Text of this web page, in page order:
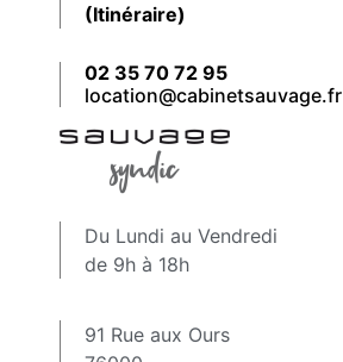
(Itinéraire)
02 35 70 72 95
location@cabinetsauvage.fr
Du Lundi au Vendredi
de 9h à 18h
91 Rue aux Ours